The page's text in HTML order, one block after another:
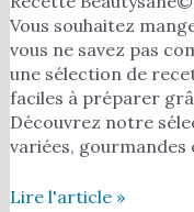
Vous souhaitez
vous ne savez pas
une sélection de
faciles à préparer
Découvrez notre
variées,
Lire l'article »